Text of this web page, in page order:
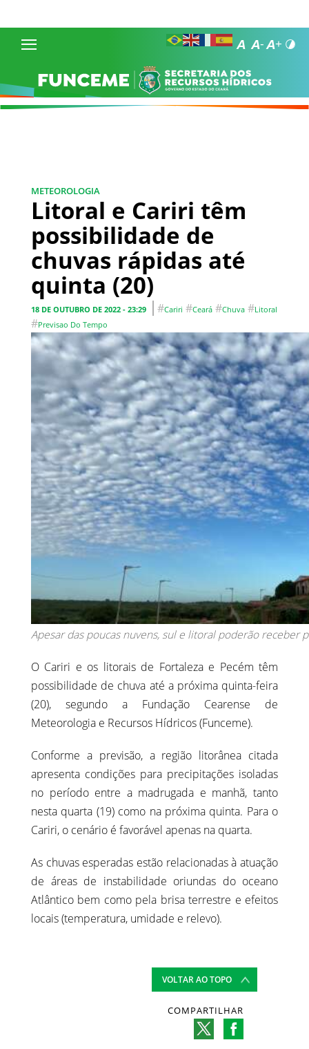
METEOROLOGIA
Litoral e Cariri têm
possibilidade de
chuvas rápidas até
quinta (20)
18 DE OUTUBRO DE 2022 - 23:29 #Cariri #Ceará #Chuva #Litoral
#Previsao Do Tempo
Apesar das poucas nuvens, sul e litoral poderão receber
O Cariri e os litorais de Fortaleza e Pecém têm
possibilidade de chuva até a próxima quinta-feira
(20), segundo a Fundação Cearense de
Meteorologia e Recursos Hídricos (Funceme).
Conforme a previsão, a região litorânea citada
apresenta condições para precipitações isoladas
no período entre a madrugada e manhã, tanto
nesta quarta (19) como na próxima quinta. Para o
Cariri, o cenário é favorável apenas na quarta.
As chuvas esperadas estão relacionadas à atuação
de áreas de instabilidade oriundas do oceano
Atlântico bem como pela brisa terrestre e efeitos
locais (temperatura, umidade e relevo).
VOLTAR AO TOPO
COMPARTILHAR